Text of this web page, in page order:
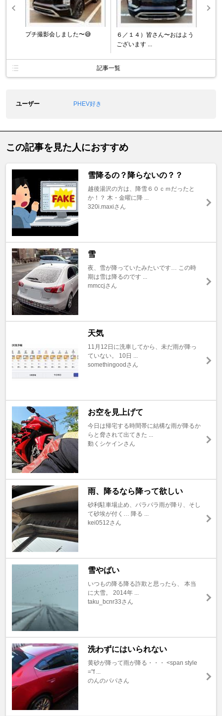
プチ撮影会しました〜😅
６／１４）皆さん〜おはよう
ございます ...
記事一覧
ユーザー PHEV好き
この記事を見た人におすすめ
雪降るの？降らないの？？
越後湯沢の方は、降雪６０ｃｍだったと
か！？ 木・金曜に降 ...
320i.maxiさん
雪
夜、雪が降っていたみたいです… この時
期は雪は降るのです ...
mmccjさん
天気
11月12日に洗車してから、未だ雨が降っ
ていない。 10日 ...
somethingoodさん
お空を見上げて
今日は帰宅する時間帯に結構な雨が降るか
らと脅されて出てきた ...
動くシケインさん
雨、降るなら降って欲しい
砂利駐車場止め、パラパラ雨が降り、そし
て砂埃が付く… 降る ...
kei0512さん
雪やばい
いつもの降る降る詐欺と思ったら、 本当
に大雪。 2014年 ...
taku_bcnr33さん
洗わずにはいられない
黄砂が降って雨が降る・・・ <span style
="f ...
のんのパパさん